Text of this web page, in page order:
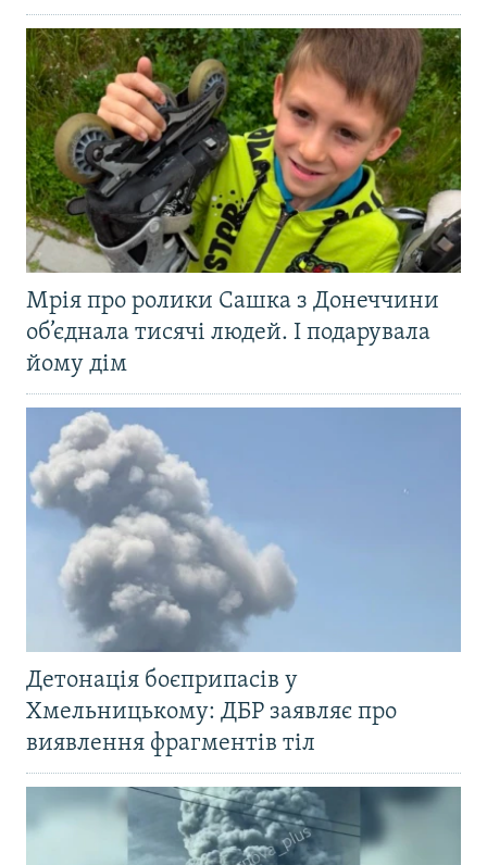
Мрія про ролики Сашка з Донеччини
об’єднала тисячі людей. І подарувала
йому дім
Детонація боєприпасів у
Хмельницькому: ДБР заявляє про
виявлення фрагментів тіл